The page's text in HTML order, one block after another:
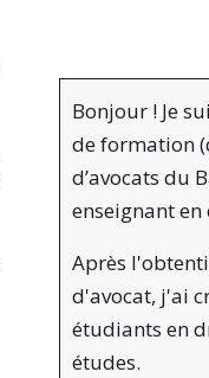
Bonjour ! Je
de formation
d’avocats du
enseignant
Après
d'avocat, j'ai
étudiants en
études.